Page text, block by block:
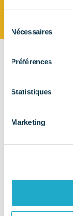
Nécessaires
Préférences
Statistiques
Marketing
CONTACT
94210 FONTENAY-